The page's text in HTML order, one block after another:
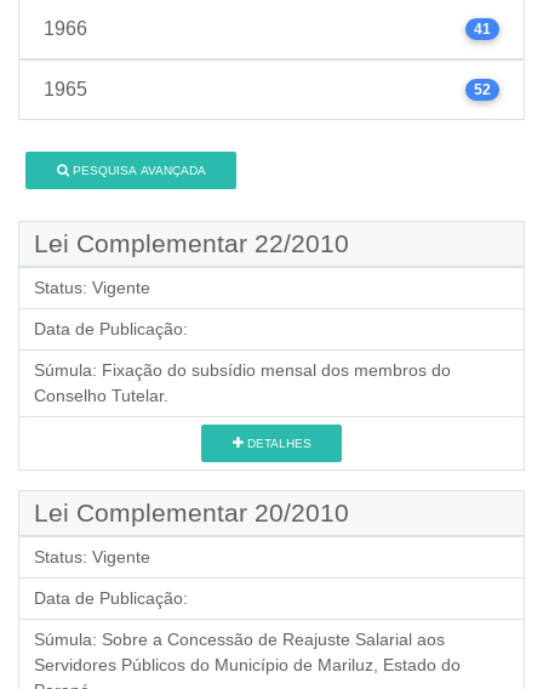
1966 41
1965 52
PESQUISA AVANÇADA
Lei Complementar 22/2010
Status: Vigente
Data de Publicação:
Súmula: Fixação do subsídio mensal dos membros do
Conselho Tutelar.
DETALHES
Lei Complementar 20/2010
Status: Vigente
Data de Publicação:
Súmula: Sobre a Concessão de Reajuste Salarial aos
Servidores Públicos do Município de Mariluz, Estado do